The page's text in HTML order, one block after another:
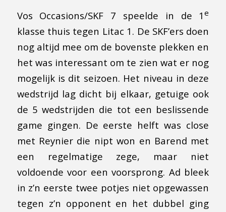
Vos Occasions/SKF 7 speelde in de 1e
klasse thuis tegen Litac 1. De SKF’ers doen
nog altijd mee om de bovenste plekken en
het was interessant om te zien wat er nog
mogelijk is dit seizoen. Het niveau in deze
wedstrijd lag dicht bij elkaar, getuige ook
de 5 wedstrijden die tot een beslissende
game gingen. De eerste helft was close
met Reynier die nipt won en Barend met
een regelmatige zege, maar niet
voldoende voor een voorsprong. Ad bleek
in z’n eerste twee potjes niet opgewassen
tegen z’n opponent en het dubbel ging